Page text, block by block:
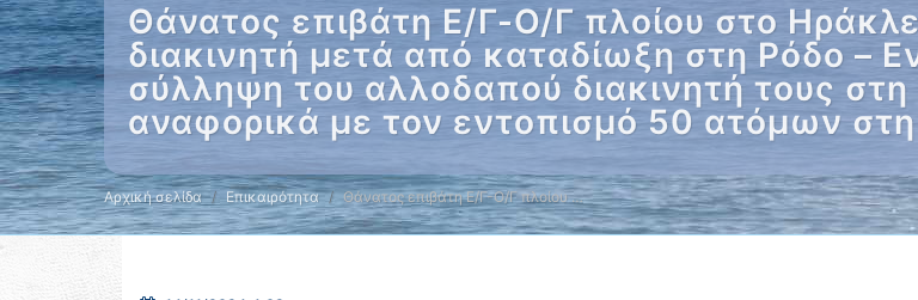
Θάνατος επιβάτη Ε/Γ-Ο/Γ πλοίου στο
διακινητή μετά από καταδίωξη στη Ρόδο –
σύλληψη του αλλοδαπού διακινητή τους
αναφορικά με τον εντοπισμό 50 ατόμων στη
Αρχική σελίδα Επικαιρότητα Θάνατος επιβάτη Ε/Γ-Ο/Γ πλοίου …